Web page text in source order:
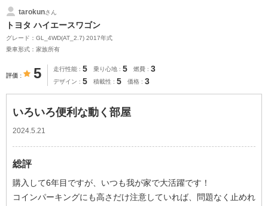
tarokunさん
トヨタ ハイエースワゴン
グレード：GL_4WD(AT_2.7) 2017年式
乗車形式：家族所有
評価 5 走行性能 5 乗り心地 5 燃費 3
デザイン 5 積載性 5 価格 3
いろいろ便利な動く部屋
2024.5.21
総評
購入して6年目ですが、いつも我が家で大活躍です！
コインパーキングにも高さだけ注意していれば、問題なく止めれ